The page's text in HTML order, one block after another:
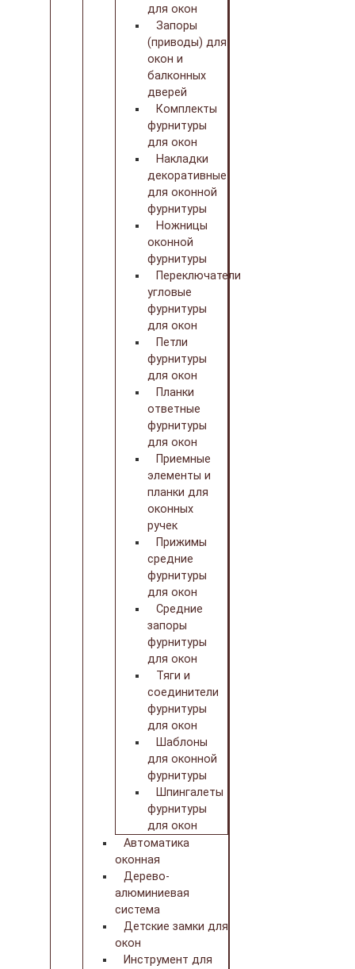
для окон
Запоры
(приводы) для
окон и
балконных
дверей
Комплекты
фурнитуры
для окон
Накладки
декоративные
для оконной
фурнитуры
Ножницы
оконной
фурнитуры
Переключатели
угловые
фурнитуры
для окон
Петли
фурнитуры
для окон
Планки
ответные
фурнитуры
для окон
Приемные
элементы и
планки для
оконных
ручек
Прижимы
средние
фурнитуры
для окон
Средние
запоры
фурнитуры
для окон
Тяги и
соединители
фурнитуры
для окон
Шаблоны
для оконной
фурнитуры
Шпингалеты
фурнитуры
для окон
Автоматика
оконная
Дерево-
алюминиевая
система
Детские замки для
окон
Инструмент для